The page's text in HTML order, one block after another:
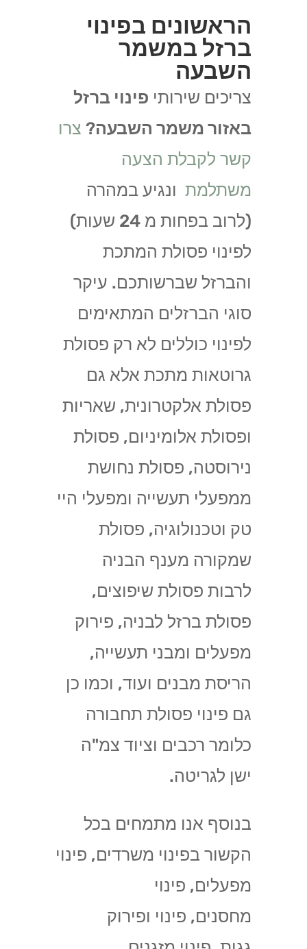
הראשונים בפינוי
ברזל במשמר
השבעה
צריכים שירותי פינוי ברזל
באזור משמר השבעה? צרו
קשר לקבלת הצעה
משתלמתונגיע במהרה
(לרוב בפחות מ 24 שעות)
לפינוי פסולת המתכת
והברזל שברשותכם. עיקר
סוגי הברזלים המתאימים
לפינוי כוללים לא רק פסולת
גרוטאות מתכת אלא גם
פסולת אלקטרונית, שאריות
ופסולת אלומיניום, פסולת
נירוסטה, פסולת נחושת
ממפעלי תעשייה ומפעלי היי
טק וטכנולוגיה, פסולת
שמקורה מענף הבניה
לרבות פסולת שיפוצים,
פסולת ברזל לבניה, פירוק
מפעלים ומבני תעשייה,
הריסת מבנים ועוד, וכמו כן
גם פינוי פסולת תחבורה
כלומר רכבים וציוד צמ"ה
ישן לגריטה.
בנוסף אנו מתמחים בכל
הקשור בפינוי משרדים, פינוי
מפעלים, פינוי
מחסנים, פינוי ופירוק